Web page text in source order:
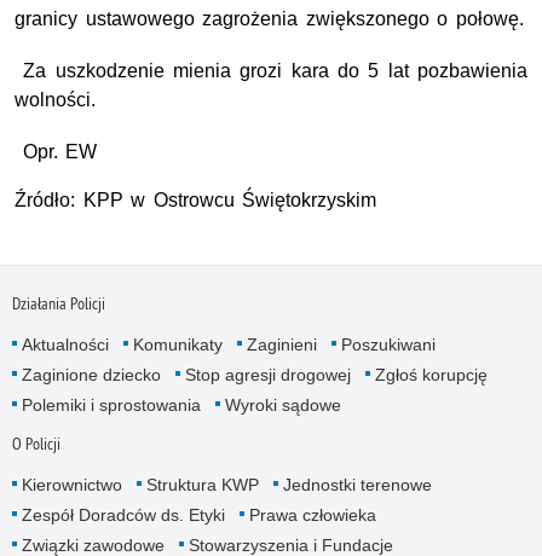
granicy ustawowego zagrożenia zwiększonego o połowę.
Za uszkodzenie mienia grozi kara do 5 lat pozbawienia
wolności.
Opr. EW
Źródło: KPP w Ostrowcu Świętokrzyskim
Działania Policji
Aktualności Komunikaty Zaginieni
Poszukiwani
Zaginione dziecko
Stop agresji drogowej
Zgłoś korupcję
Polemiki i sprostowania
Wyroki sądowe
O Policji
Kierownictwo Struktura KWP
Jednostki terenowe
Zespół Doradców ds. Etyki
Prawa człowieka
Związki zawodowe
Stowarzyszenia i Fundacje